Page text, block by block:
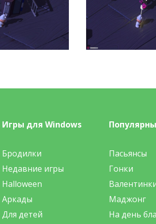
Игры для Windows
Бродилки
Недавние игры
Halloween
Аркады
Для детей
Пасьянсы
Гонки
Маджонг
На день